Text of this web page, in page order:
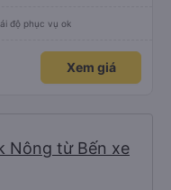
độ phục vụ ok
Xem giá
Nông từ Bến xe